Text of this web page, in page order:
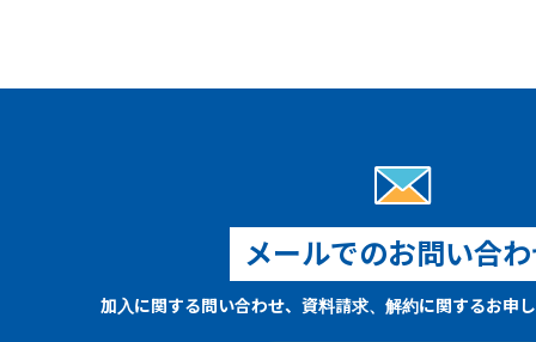
メールでのお問い合
加入に関する問い合わせ、資料請求、解約に関するお申